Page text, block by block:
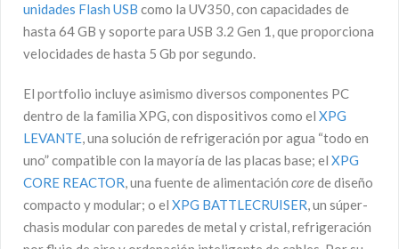
unidades Flash USB como la UV350, con capacidades de
hasta 64 GB y soporte para USB 3.2 Gen 1, que proporciona
velocidades de hasta 5 Gb por segundo.
El portfolio incluye asimismo diversos componentes PC
dentro de la familia XPG, con dispositivos como el XPG
LEVANTE, una solución de refrigeración por agua “todo en
uno” compatible con la mayoría de las placas base; el XPG
CORE REACTOR, una fuente de alimentación corede diseño
compacto y modular; o el XPG BATTLECRUISER, un súper-
chasis modular con paredes de metal y cristal, refrigeración